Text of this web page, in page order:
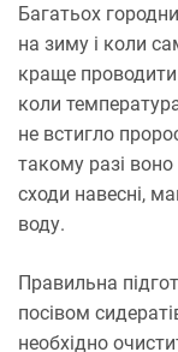
Багатьох
на зиму і коли
краще проводити
коли
не встигло
такому разі
сходи навесні,
воду.
Правильна
посівом
необхідно